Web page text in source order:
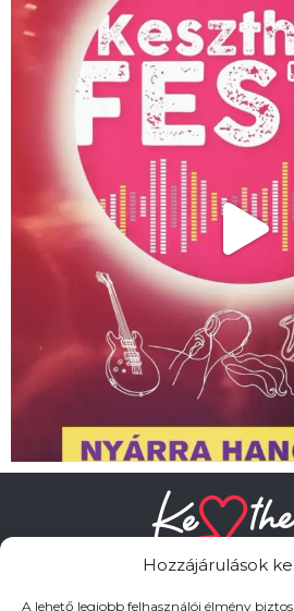
Hozzájárulások
A lehető legjobb felhasználói élmény